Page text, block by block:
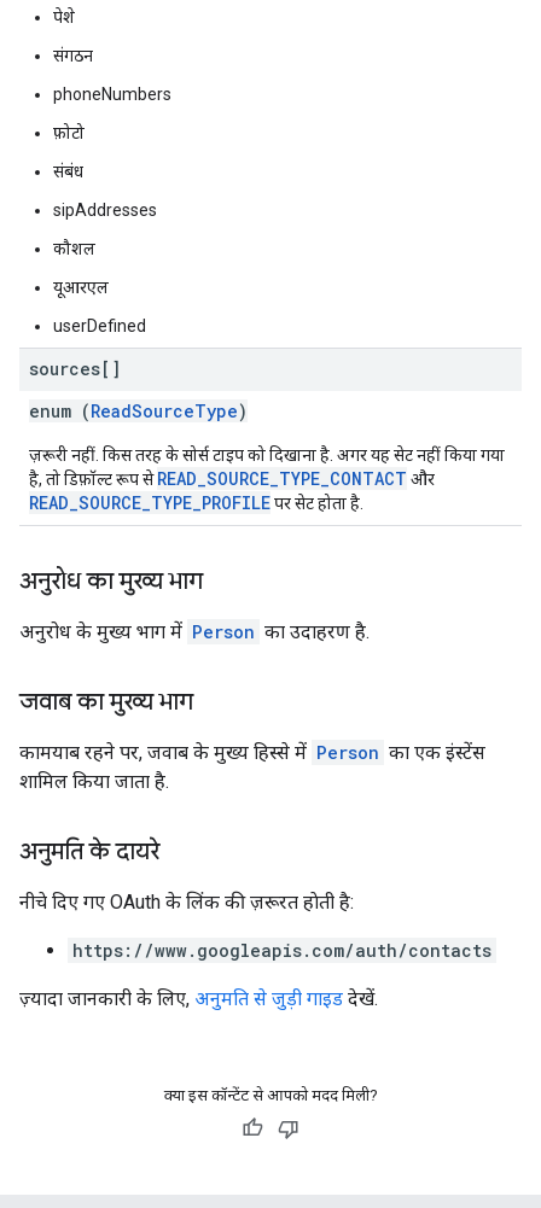
पेशे
संगठन
phoneNumbers
फ़ोटो
संबंध
sipAddresses
कौशल
यूआरएल
userDefined
sources[]
enum (ReadSourceType)
ज़रूरी नहीं. किस तरह के सोर्स टाइप को दिखाना है. अगर यह सेट नहीं किया गया
है, तो डिफ़ॉल्ट रूप सेREAD_SOURCE_TYPE_CONTACT और
READ_SOURCE_TYPE_PROFILEपर सेट होता है.
अनुरोध का मुख्य भाग
अनुरोध के मुख्य भाग में Person का उदाहरण है.
जवाब का मुख्य भाग
कामयाब रहने पर, जवाब के मुख्य हिस्से में Person का एक इंस्टेंस
शामिल किया जाता है.
अनुमति के दायरे
नीचे दिए गए OAuth के लिंक की ज़रूरत हाेती है:
https://www.googleapis.com/auth/contacts
ज़्यादा जानकारी के लिए, अनुमति से जुड़ी गाइड देखें.
क्या इस कॉन्टेंट से आपको मदद मिली?